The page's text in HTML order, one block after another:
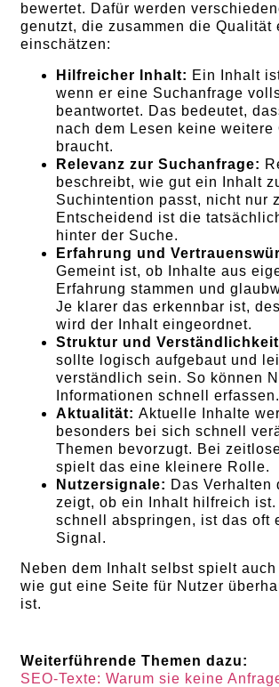
bewertet. Dafür werden
genutzt, die zusammen die Qualität
einschätzen:
Hilfreicher Inhalt: Ein Inhalt
wenn er eine Suchanfrage
beantwortet. Das bedeutet,
nach dem Lesen keine weitere
braucht.
Relevanz zur Suchanfrage:
beschreibt, wie gut ein Inhalt
Suchintention passt, nicht nur
Entscheidend ist die
hinter der Suche.
Erfahrung und
Gemeint ist, ob Inhalte aus
Erfahrung stammen und
Je klarer das erkennbar ist,
wird der Inhalt eingeordnet.
Struktur und
sollte logisch aufgebaut und
verständlich sein. So können
Informationen schnell erfassen.
Aktualität:Aktuelle Inhalte
besonders bei sich schnell
Themen bevorzugt. Bei
spielt das eine kleinere Rolle.
Nutzersignale: Das Verhalten
zeigt, ob ein Inhalt hilfreich ist.
schnell abspringen, ist das oft
Signal.
Neben dem Inhalt selbst spielt
wie gut eine Seite für Nutzer
ist.
Weiterführende Themen dazu:
SEO-Texte: Warum sie keine